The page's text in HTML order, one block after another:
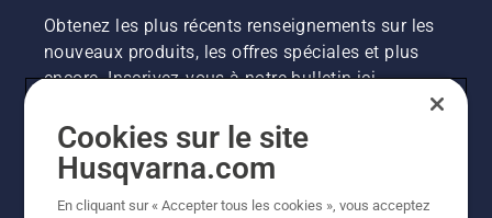
Obtenez les plus récents renseignements sur les
nouveaux produits, les offres spéciales et plus
encore. Inscrivez-vous à notre bulletin ici.
INSCRIPTION À LA NEWSLETTER
Cookies sur le site
Husqvarna.com
En cliquant sur « Accepter tous les cookies », vous acceptez